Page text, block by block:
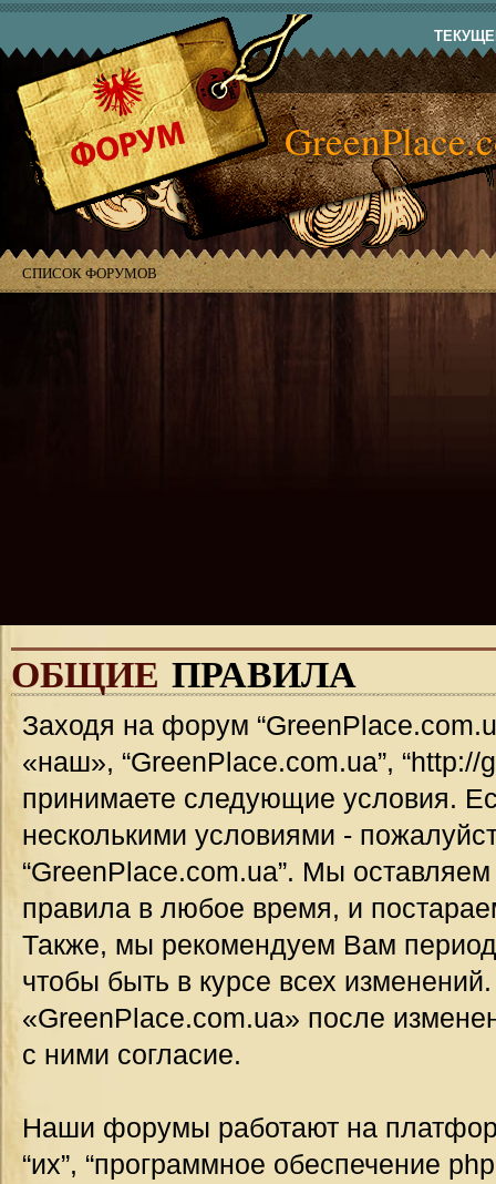
СПИСОК ФОРУМОВ
ОБЩИЕ ПРАВИЛА
Заходя на форум
«наш», “GreenPlace.com.ua”,
принимаете следующие условия.
несколькими условиями -
“GreenPlace.com.ua”. Мы
правила в любое время, и
Также, мы рекомендуем Вам
чтобы быть в курсе всех
«GreenPlace.com.ua» после
с ними согласие.
Наши форумы работают на
“их”, “программное обеспечение